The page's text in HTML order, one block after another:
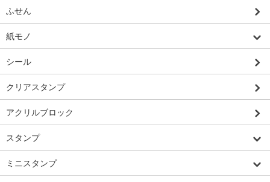
ふせん
紙モノ
シール
クリアスタンプ
アクリルブロック
スタンプ
ミニスタンプ